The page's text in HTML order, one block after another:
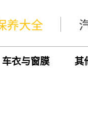
养大全
车衣与窗膜 其